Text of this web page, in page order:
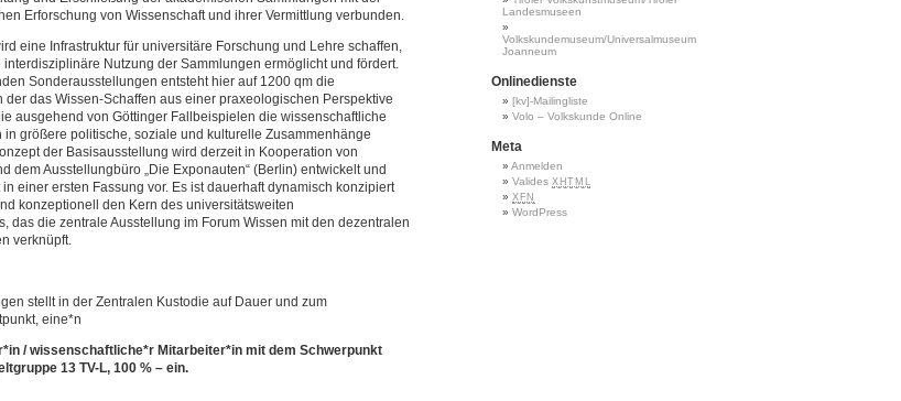
Erforschung von Wissenschaft und ihrer Vermittlung verbunden.
eine Infrastruktur für universitäre Forschung und Lehre schaffen,
Nutzung der Sammlungen ermöglicht und fördert.
Sonderausstellungen entsteht hier auf 1200 qm die
der das Wissen-Schaffen aus einer praxeologischen Perspektive
ausgehend von Göttinger Fallbeispielen die wissenschaftliche
in größere politische, soziale und kulturelle Zusammenhänge
der Basisausstellung wird derzeit in Kooperation von
dem Ausstellungbüro „Die Exponauten“ (Berlin) entwickelt und
einer ersten Fassung vor. Es ist dauerhaft dynamisch konzipiert
konzeptionell den Kern des universitätsweiten
das die zentrale Ausstellung im Forum Wissen mit den dezentralen
verknüpft.
stellt in der Zentralen Kustodie auf Dauer und zum
eine*n
/ wissenschaftliche*r Mitarbeiter*in mit dem Schwerpunkt
13 TV-L, 100 % – ein.
Landesmuseen
Volkskundemuseum/Universalmuseum
Joanneum
Onlinedienste
[kv]-Mailingliste
Volo – Volkskunde Online
Meta
Anmelden
Valides XHTML
XFN
WordPress